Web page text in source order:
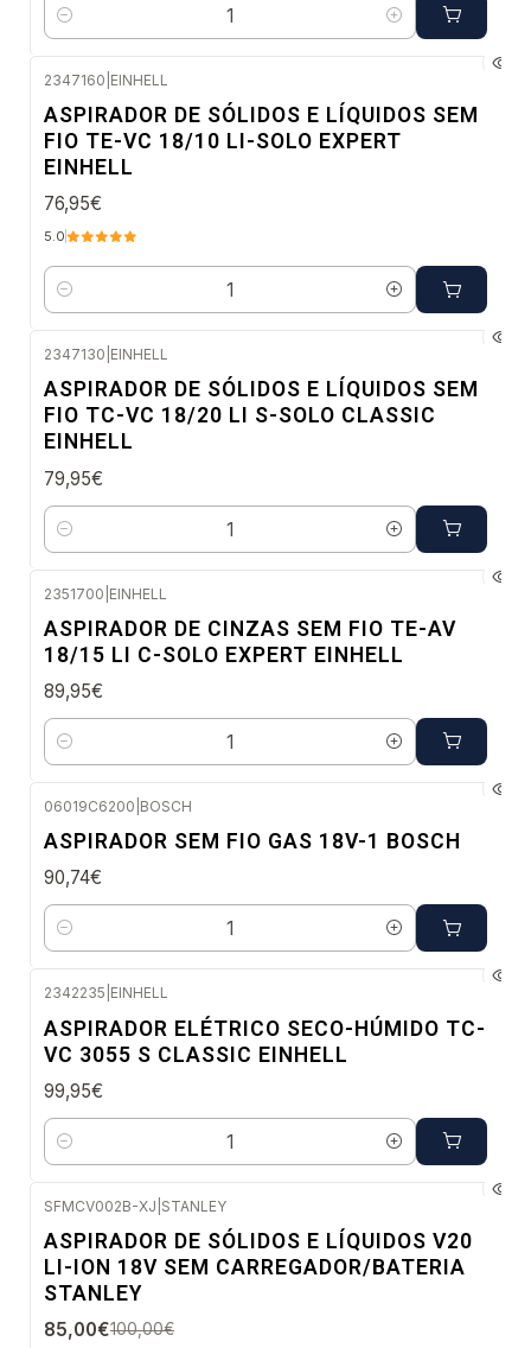
Quantidade
2347160 EINHELL
ASPIRADOR DE SÓLIDOS E LÍQUIDOS SEM
FIO TE-VC 18/10 LI-SOLO EXPERT
EINHELL
76,95€
5.0
Quantidade
2347130 EINHELL
ASPIRADOR DE SÓLIDOS E LÍQUIDOS SEM
FIO TC-VC 18/20 LI S-SOLO CLASSIC
EINHELL
79,95€
Quantidade
2351700 EINHELL
ASPIRADOR DE CINZAS SEM FIO TE-AV
18/15 LI C-SOLO EXPERT EINHELL
89,95€
Quantidade
06019C6200 BOSCH
ASPIRADOR SEM FIO GAS 18V-1 BOSCH
90,74€
Quantidade
2342235 EINHELL
ASPIRADOR ELÉTRICO SECO-HÚMIDO TC-
VC 3055 S CLASSIC EINHELL
99,95€
Quantidade
DESC.
Envio imediato
SFMCV002B-XJ STANLEY
ASPIRADOR DE SÓLIDOS E LÍQUIDOS V20
LI-ION 18V SEM CARREGADOR/BATERIA
STANLEY
85,00€100,00€